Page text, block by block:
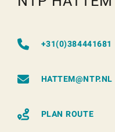
+31(0)384441681
HATTEM@NTP.NL
PLAN ROUTE